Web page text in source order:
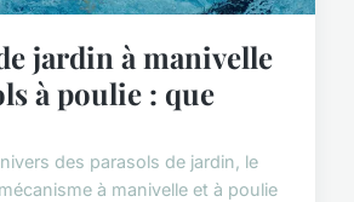
jardin à manivelle
à poulie : que
des parasols de jardin, le
à manivelle et à poulie